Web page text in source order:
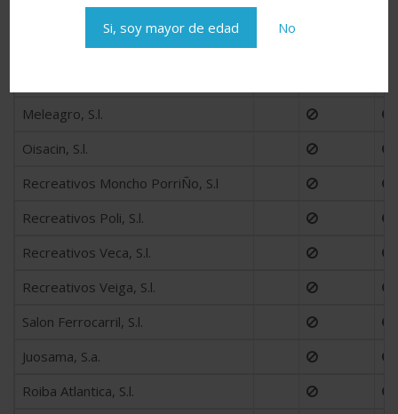
Si, soy mayor de edad No
Salon Brasil, S.l.
Salon Casablanca, S.l.
Meleagro, S.l.
Oisacin, S.l.
Recreativos Moncho PorriÑo, S.l
Recreativos Poli, S.l.
Recreativos Veca, S.l.
Recreativos Veiga, S.l.
Salon Ferrocarril, S.l.
Juosama, S.a.
Roiba Atlantica, S.l.